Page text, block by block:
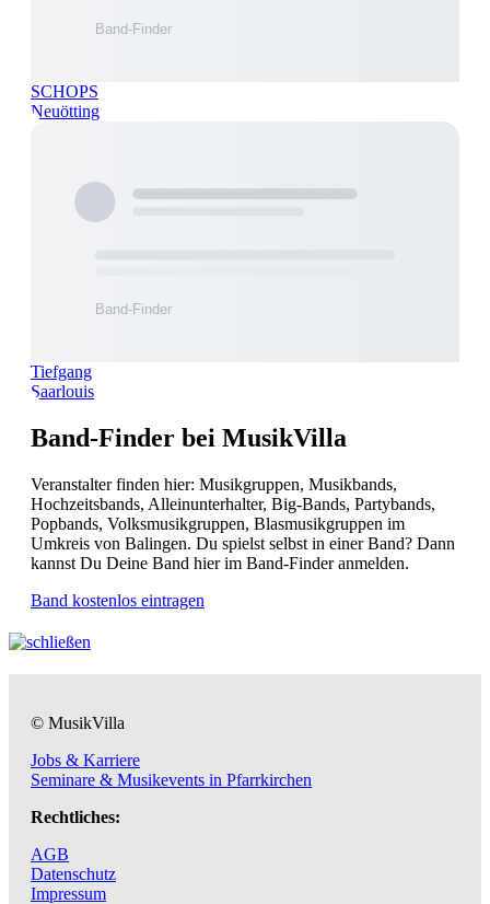
SCHOPS
Neuötting
Tiefgang
Saarlouis
Band-Finder bei MusikVilla
Veranstalter finden hier: Musikgruppen, Musikbands,
Hochzeitsbands, Alleinunterhalter, Big-Bands, Partybands,
Popbands, Volksmusikgruppen, Blasmusikgruppen im
Umkreis von Balingen. Du spielst selbst in einer Band? Dann
kannst Du Deine Band hier im Band-Finder anmelden.
Band kostenlos eintragen
© MusikVilla
Jobs & Karriere
Seminare & Musikevents in Pfarrkirchen
Rechtliches:
AGB
Datenschutz
Impressum